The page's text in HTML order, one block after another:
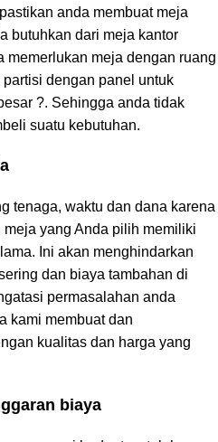
anda membuat meja
butuhkan dari meja kantor
memerlukan meja dengan ruang
dengan panel untuk
?. Sehingga anda tidak
suatu kebutuhan.
tenaga, waktu dan dana karena
yang Anda pilih memiliki
Ini akan menghindarkan
dan biaya tambahan di
permasalahan anda
kami membuat dan
kualitas dan harga yang
biaya